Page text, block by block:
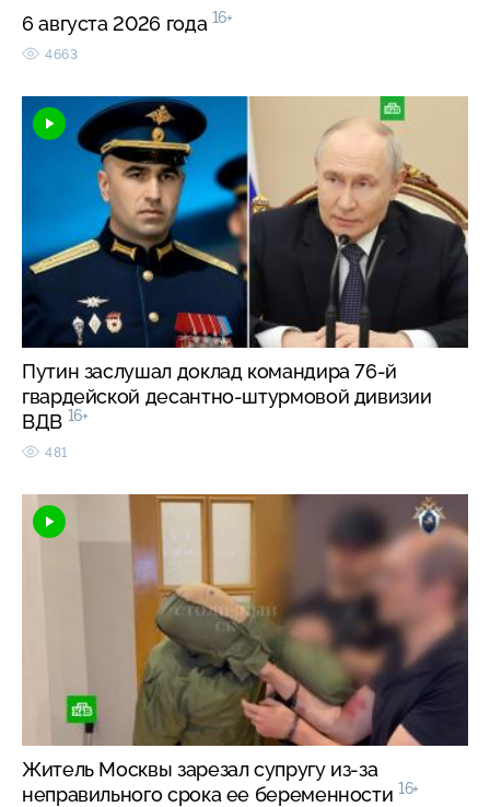
6 августа 2026 года 16+
4663
Путин заслушал доклад командира 76-й
гвардейской десантно-штурмовой дивизии
ВДВ 16+
481
Житель Москвы зарезал супругу из-за
неправильного срока ее беременности 16+